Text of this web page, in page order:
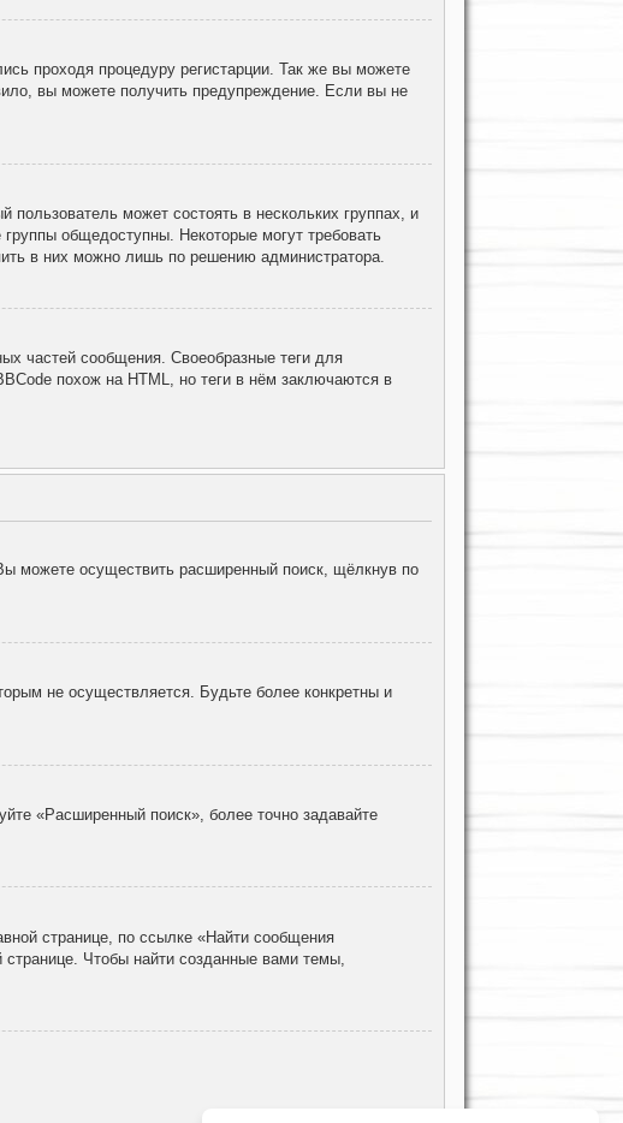
проходя процедуру регистарции. Так же вы можете
вы можете получить предупреждение. Если вы не
может состоять в нескольких группах, и
общедоступны. Некоторые могут требовать
в них можно лишь по решению администратора.
частей сообщения. Своеобразные теги для
похож на HTML, но теги в нём заключаются в
можете осуществить расширенный поиск, щёлкнув по
не осуществляется. Будьте более конкретны и
«Расширенный поиск», более точно задавайте
странице, по ссылке «Найти сообщения
Чтобы найти созданные вами темы,